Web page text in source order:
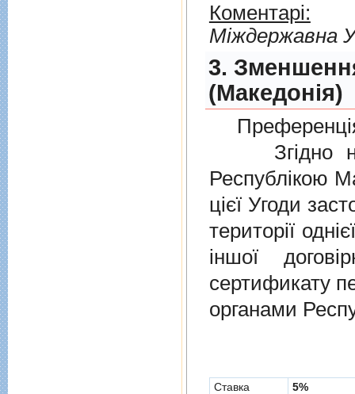
Коментарі:
Мiждержавна
3.
(Македонія)
Згідно
Республікою
цієї Угоди
території
іншої
сертификату
органами
Cтавка 5%